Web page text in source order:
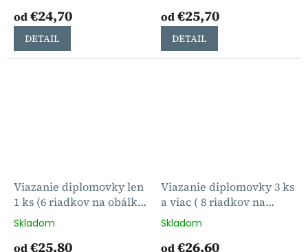
od€24,70
DETAIL
od€25,70
DETAIL
Viazanie diplomovky len
1 ks (6 riadkov na obálke
)
Skladom
od€25,80
Viazanie diplomovky 3 ks
a viac ( 8 riadkov na
obálke )
Skladom
od€26,60